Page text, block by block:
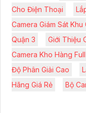
Cho Điện Thoại
Camera Giám Sát
Quận 3
Giới Thiệu
Camera Kho Hàng
Độ Phân Giải Cao
Hãng Giá Rẻ
Bộ